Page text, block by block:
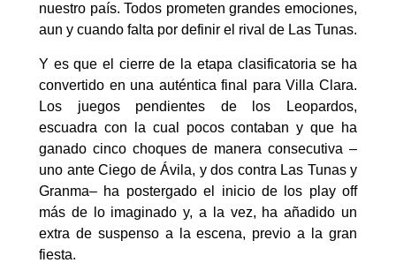
nuestro país. Todos prometen grandes emociones,
aun y cuando falta por definir el rival de Las Tunas.
Y es que el cierre de la etapa clasificatoria se ha
convertido en una auténtica final para Villa Clara.
Los juegos pendientes de los Leopardos,
escuadra con la cual pocos contaban y que ha
ganado cinco choques de manera consecutiva –
uno ante Ciego de Ávila, y dos contra Las Tunas y
Granma– ha postergado el inicio de los play off
más de lo imaginado y, a la vez, ha añadido un
extra de suspenso a la escena, previo a la gran
fiesta.